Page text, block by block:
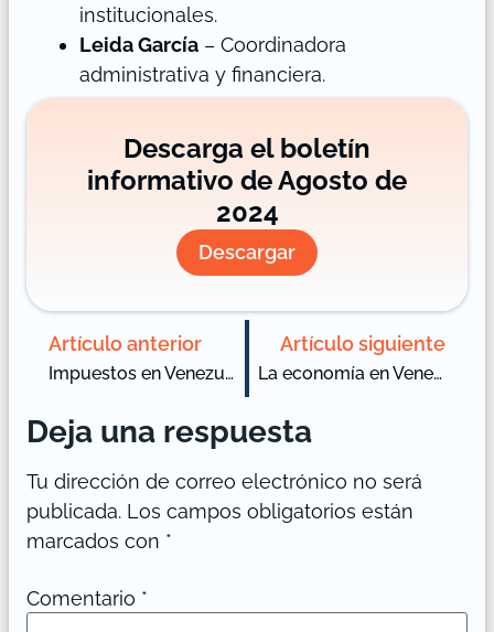
institucionales.
Leida García – Coordinadora
administrativa y financiera.
Descarga el boletín
informativo de Agosto de
2024
Descargar
Artículo anterior
Impuestos en Venezuela
Artículo siguiente
La economía en Venezuela y su crecimiento focalizado
Deja una respuesta
Tu dirección de correo electrónico no será
publicada. Los campos obligatorios están
marcados con *
Comentario *